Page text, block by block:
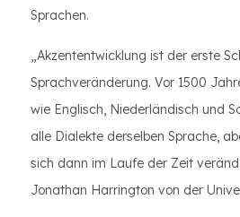
Sprachen.
„Akzententwicklung ist der erste
Sprachveränderung. Vor 1500
wie Englisch, Niederländisch und
alle Dialekte derselben Sprache,
sich dann im Laufe der Zeit
Jonathan Harrington von der